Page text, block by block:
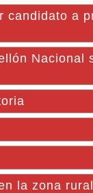
candidato a
Nacional
la zona